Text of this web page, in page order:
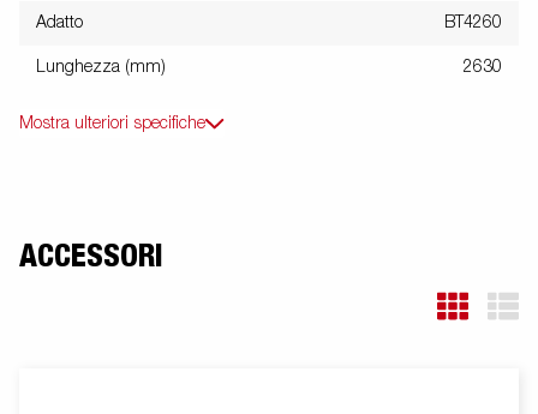
Adatto BT4260
Lunghezza (mm) 2630
Mostra ulteriori specifiche
ACCESSORI